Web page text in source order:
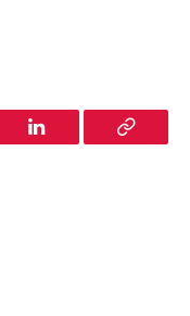
LinkedIn
Copy